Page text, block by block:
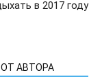
в 2017 году
АВТОРА